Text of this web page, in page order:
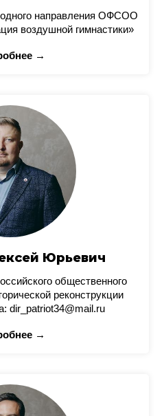
направления ОФСОО
воздушной гимнастики»
→
Юрьевич
общественного
реконструкции
dir_patriot34@mail.ru
→